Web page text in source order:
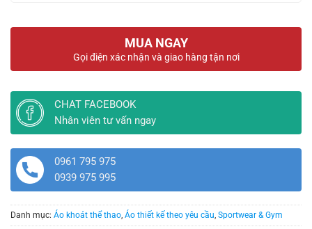
MUA NGAY
Gọi điện xác nhận và giao hàng tận nơi
CHAT FACEBOOK
Nhân viên tư vấn ngay
0961 795 975
0939 975 995
Danh mục: Áo khoát thể thao, Áo thiết kế theo yêu cầu, Sportwear & Gym